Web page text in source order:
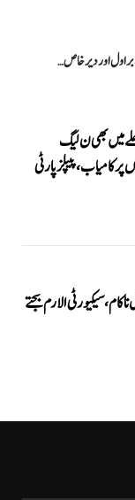
براول اور دیر خاص…
میں بھی ن لیگ
سے 14 نشستوں پر کامیاب، پیپلزپارٹی
سیکیورٹی الارم بجتے